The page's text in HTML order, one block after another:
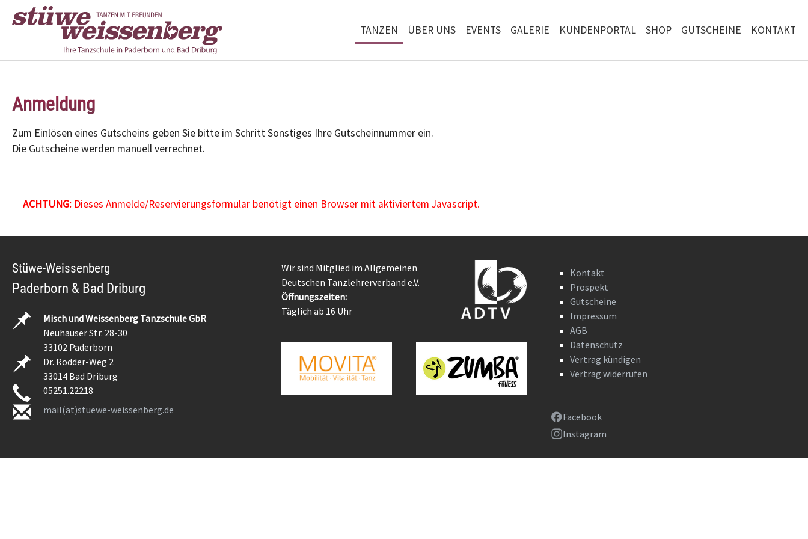
TANZEN ÜBER UNS EVENTS GALERIE KUNDENPORTAL SHOP GUTSCHEINE KONTAKT
Anmeldung
Zum Einlösen eines Gutscheins geben Sie bitte im Schritt Sonstiges Ihre Gutscheinnummer ein.
Die Gutscheine werden manuell verrechnet.
ACHTUNG:Dieses Anmelde/Reservierungsformular benötigt einen Browser mit aktiviertem Javascript.
Stüwe-Weissenberg
Paderborn & Bad Driburg
Misch und Weissenberg Tanzschule GbR
Neuhäuser Str. 28-30
33102 Paderborn
Dr. Rödder-Weg 2
33014 Bad Driburg
05251.22218
mail(at)stuewe-weissenberg.de
Wir sind Mitglied im Allgemeinen
Deutschen Tanzlehrerverband e.V.
Öffnungszeiten:
Täglich ab 16 Uhr
Kontakt
Prospekt
Gutscheine
Impressum
AGB
Datenschutz
Vertrag kündigen
Vertrag widerrufen
Facebook
Instagram